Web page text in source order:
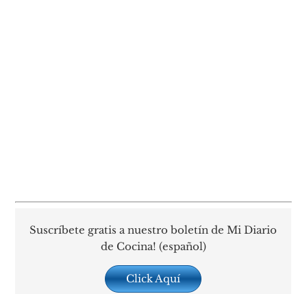
Suscríbete gratis a nuestro boletín de Mi Diario
de Cocina! (español)
Click Aquí